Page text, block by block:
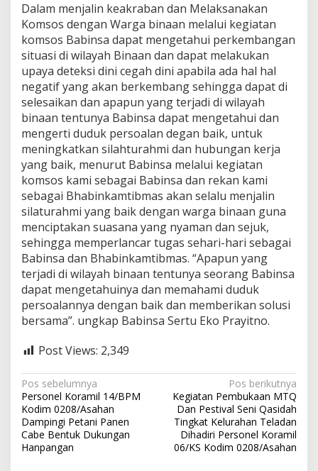
e
n
g
n
W
a
r
g
a
B
i
n
a
a
n
Dalam menjalin keakraban dan Melaksanakan
Komsos dengan Warga binaan melalui kegiatan
komsos Babinsa dapat mengetahui perkembangan
situasi di wilayah Binaan dan dapat melakukan
upaya deteksi dini cegah dini apabila ada hal hal
negatif yang akan berkembang sehingga dapat di
selesaikan dan apapun yang terjadi di wilayah
binaan tentunya Babinsa dapat mengetahui dan
mengerti duduk persoalan degan baik, untuk
meningkatkan silahturahmi dan hubungan kerja
yang baik, menurut Babinsa melalui kegiatan
komsos kami sebagai Babinsa dan rekan kami
sebagai Bhabinkamtibmas akan selalu menjalin
silaturahmi yang baik dengan warga binaan guna
menciptakan suasana yang nyaman dan sejuk,
sehingga memperlancar tugas sehari-hari sebagai
Babinsa dan Bhabinkamtibmas. “Apapun yang
terjadi di wilayah binaan tentunya seorang Babinsa
dapat mengetahuinya dan memahami duduk
persoalannya dengan baik dan memberikan solusi
bersama”. ungkap Babinsa Sertu Eko Prayitno.
Post Views: 2,349
N
a
v
i
Pos sebelumnya
Personel Koramil 14/BPM
Kodim 0208/Asahan
Dampingi Petani Panen
Cabe Bentuk Dukungan
Hanpangan
Pos berikutnya
Kegiatan Pembukaan MTQ
Dan Pestival Seni Qasidah
Tingkat Kelurahan Teladan
Dihadiri Personel Koramil
06/KS Kodim 0208/Asahan